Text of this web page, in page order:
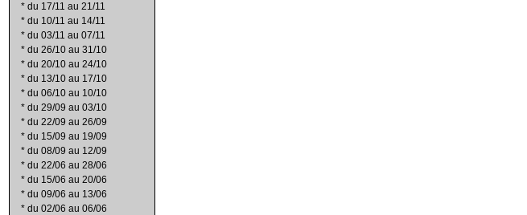
* du 17/11 au 21/11
* du 10/11 au 14/11
* du 03/11 au 07/11
* du 26/10 au 31/10
* du 20/10 au 24/10
* du 13/10 au 17/10
* du 06/10 au 10/10
* du 29/09 au 03/10
* du 22/09 au 26/09
* du 15/09 au 19/09
* du 08/09 au 12/09
* du 22/06 au 28/06
* du 15/06 au 20/06
* du 09/06 au 13/06
* du 02/06 au 06/06